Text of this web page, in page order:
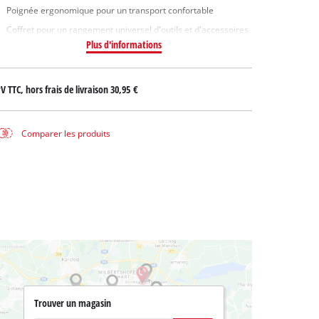
Poignée ergonomique pour un transport confortable
Coffret pour un rangement universel d'outils et d'accessoires
Plus d'informations
TTC, hors frais de livraison30,95 €
Comparer les produits
Trouver un magasin